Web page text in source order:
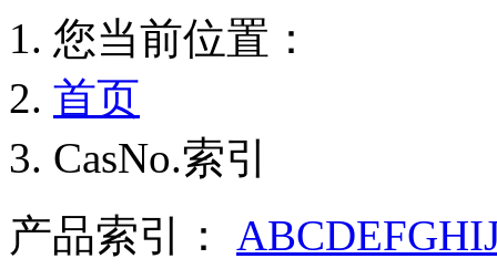
您当前位置：
首页
CasNo.索引
产品索引： ABCDEFGHI